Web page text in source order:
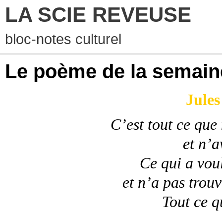
LA SCIE REVEUSE
bloc-notes culturel
Le poème de la
C’est tout ce
et
Ce qui a
et n’a pas
Tout ce